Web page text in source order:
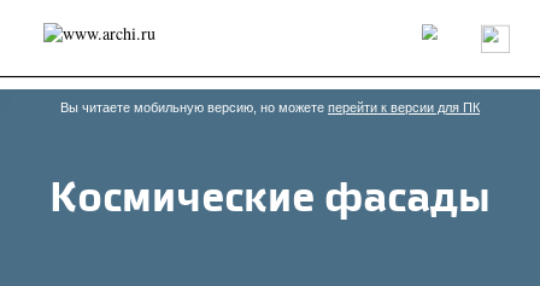
Россия Мир Технологии Интерьер Пресса
Архитекторы
Проекты
Конкурсы События Книги Вакансии
send.project Анонсы конкурсов
Блог
Исследование
Мнение
Вы читаете мобильную версию, но можете перейти к версии для ПК
Космические фасады